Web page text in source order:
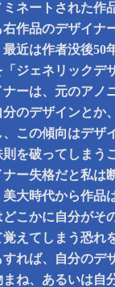
ミネートされた作
右作品のデザイナ
最近は作者没後50
「ジェネリックデ
ナーは、元のアノ
分のデザインとか
、この傾向はデザ
則を破ってしまう
ー失格だと私は
美大時代から作品
どこかに自分がそ
覚えてしまう恐れ
すれば、自分のデ
まね、あるいは自